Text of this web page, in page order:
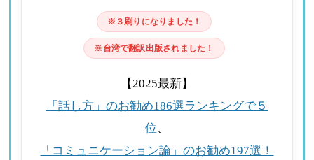
※３刷りになりました！
※台湾で翻訳出版されました！
【2025最新】
「話し方」のお勧め186選ランキングで５
位、
「コミュニケーション論」のお勧め197選！